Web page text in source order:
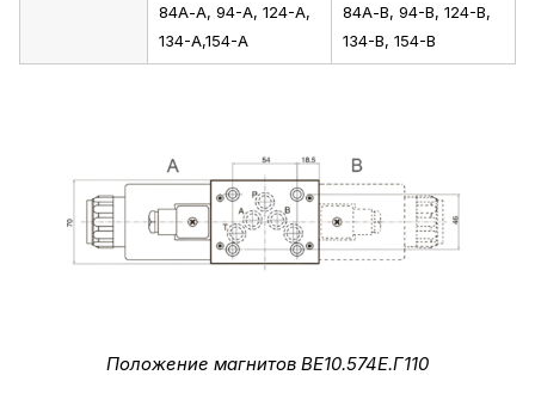
84А-А, 94-А, 124-А,
134-А,154-А
84А-В, 94-В, 124-В,
134-В, 154-В
Положение магнитов ВЕ10.574Е.Г110